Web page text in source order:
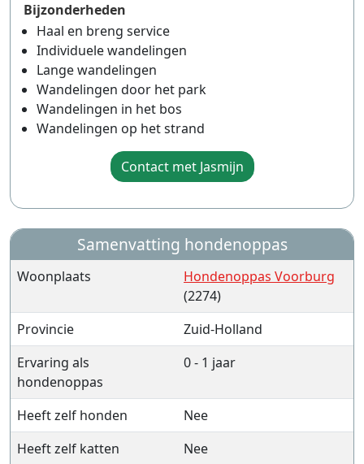
Bijzonderheden
Haal en breng service
Individuele wandelingen
Lange wandelingen
Wandelingen door het park
Wandelingen in het bos
Wandelingen op het strand
Contact met Jasmijn
Samenvatting hondenoppas
Woonplaats
Hondenoppas Voorburg
(2274)
Provincie
Zuid-Holland
Ervaring als
hondenoppas
0 - 1 jaar
Heeft zelf honden
Nee
Heeft zelf katten
Nee